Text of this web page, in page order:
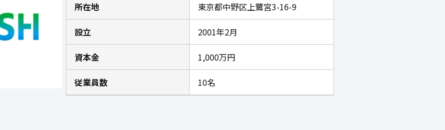
所在地 東京都中野区上鷺宮3-16-9
設立 2001年2月
資本金 1,000万円
従業員数 10名